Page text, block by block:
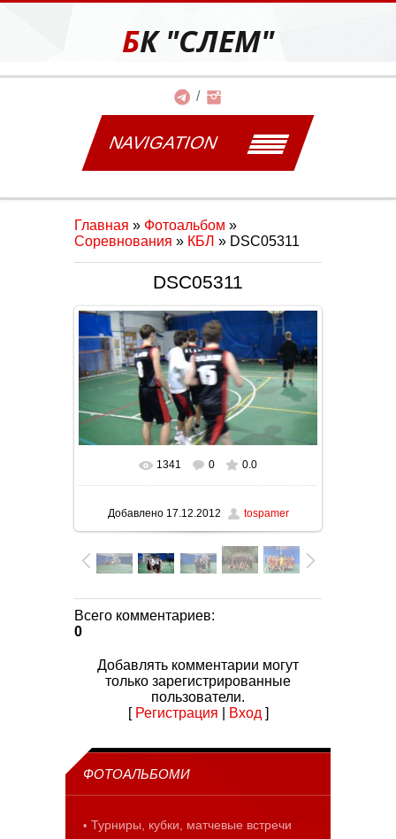
БК "СЛЕМ"
NAVIGATION
Главная » Фотоальбом »
Соревнования » КБЛ » DSC05311
DSC05311
В реальном размере 1024x576
1341 0 0.0
Добавлено17.12.2012 tospamer
Всего комментариев:
0
Добавлять комментарии могут
только зарегистрированные
пользователи.
[ Регистрация Вход ]
ФОТОАЛЬБОМИ
Турниры, кубки, матчевые встречи